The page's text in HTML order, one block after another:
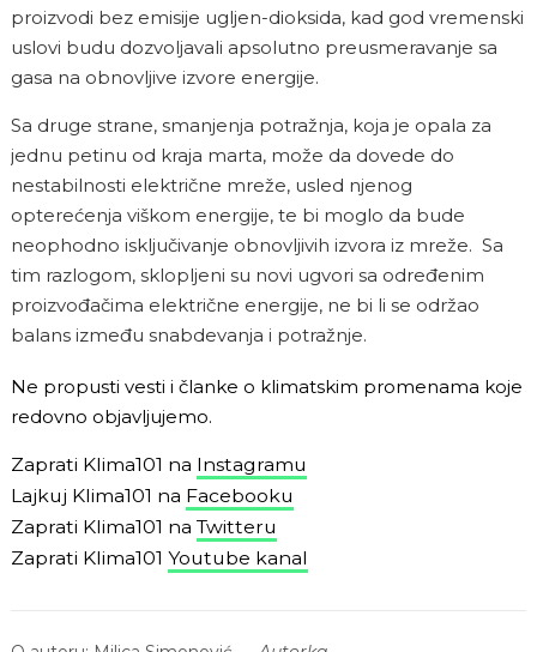
proizvodi bez emisije ugljen-dioksida, kad god vremenski
uslovi budu dozvoljavali apsolutno preusmeravanje sa
gasa na obnovljive izvore energije.
Sa druge strane, smanjenja potražnja, koja je opala za
jednu petinu od kraja marta, može da dovede do
nestabilnosti električne mreže, usled njenog
opterećenja viškom energije, te bi moglo da bude
neophodno isključivanje obnovljivih izvora iz mreže. Sa
tim razlogom, sklopljeni su novi ugvori sa određenim
proizvođačima električne energije, ne bi li se održao
balans između snabdevanja i potražnje.
Ne propusti vesti i članke o klimatskim promenama koje
redovno objavljujemo.
Zaprati Klima101 na Instagramu
Lajkuj Klima101 na Facebooku
Zaprati Klima101 na Twitteru
Zaprati Klima101 Youtube kanal